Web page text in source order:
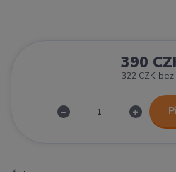
390
322 CZK bez